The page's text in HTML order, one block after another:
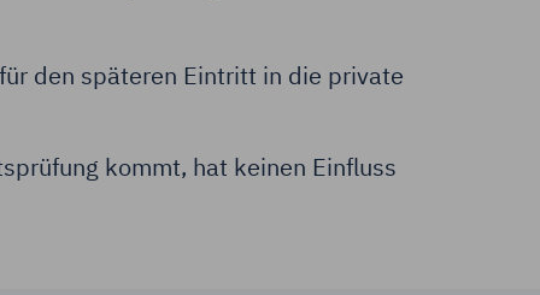
auf diese
für den späteren Eintritt in die private
kommt, hat keinen Einfluss